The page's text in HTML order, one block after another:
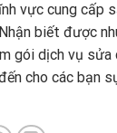
vực cung cấp
biết được
gói dịch vụ
cho các bạn